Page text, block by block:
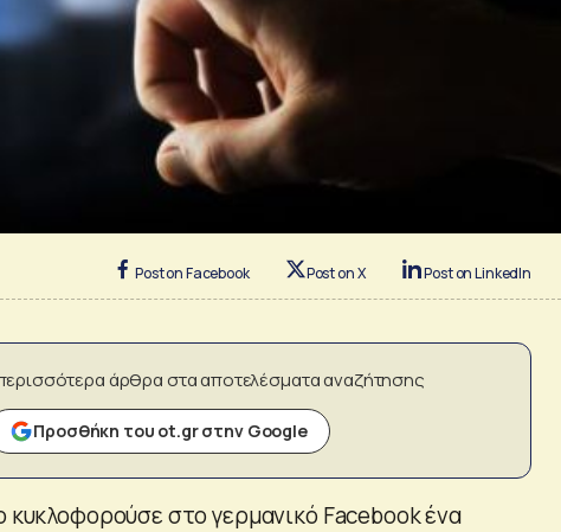
Post on Facebook Post on X Post on LinkedIn
άρθρα στα αποτελέσματα αναζήτησης
Προσθήκη του ot.gr στην Google
κυκλοφορούσε στο γερμανικό Facebook ένα